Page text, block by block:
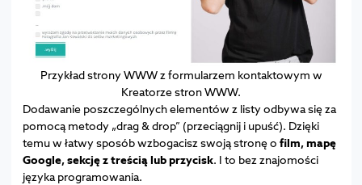
Przykład strony WWW z formularzem kontaktowym w
Kreatorze stron WWW.
Dodawanie poszczególnych elementów z listy odbywa się za
pomocą metody „drag & drop” (przeciągnij i upuść). Dzięki
temu w łatwy sposób wzbogacisz swoją stronę o film, mapę
Google, sekcję z treścią lub przycisk. I to bez znajomości
języka programowania.